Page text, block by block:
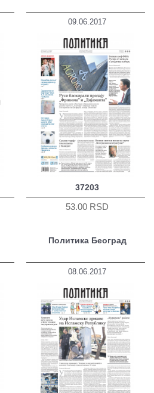
09.06.2017
37203
53.00 RSD
Политика Београд
08.06.2017